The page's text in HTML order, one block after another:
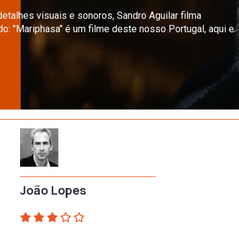
visuais e sonoros, Sandro Aguilar filma
"Mariphasa" é um filme deste nosso Portugal, aqui e
João Lopes